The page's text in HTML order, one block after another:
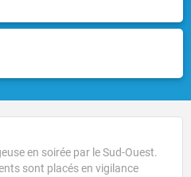
en soirée par le Sud-Ouest.
sont placés en vigilance